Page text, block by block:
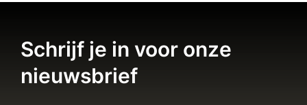
Schrijf je in voor onze
nieuwsbrief